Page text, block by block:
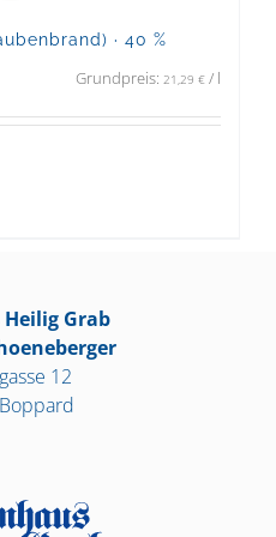
· 40 %
Grundpreis: 21,29 € / l
Grab
12